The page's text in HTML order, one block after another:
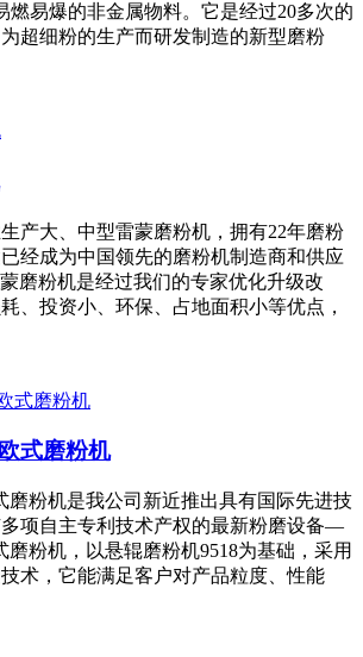
燃易爆的非金属物料。它是经过20多次的
超细粉的生产而研发制造的新型磨粉
产大、中型雷蒙磨粉机，拥有22年磨粉
经成为中国领先的磨粉机制造商和供应
磨粉机是经过我们的专家优化升级改
、投资小、环保、占地面积小等优点，
式磨粉机
磨粉机是我公司新近推出具有国际先进技
项自主专利技术产权的最新粉磨设备—
磨粉机，以悬辊磨粉机9518为基础，采用
术，它能满足客户对产品粒度、性能